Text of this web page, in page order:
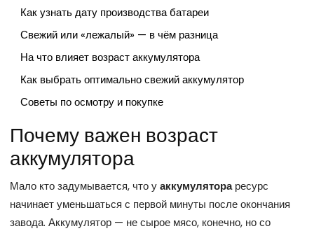
Как узнать дату производства батареи
Свежий или «лежалый» — в чём разница
На что влияет возраст аккумулятора
Как выбрать оптимально свежий аккумулятор
Советы по осмотру и покупке
Почему важен возраст
аккумулятора
Мало кто задумывается, что уаккумулятораресурс
начинает уменьшаться с первой минуты после окончания
завода. Аккумулятор — не сырое мясо, конечно, но со